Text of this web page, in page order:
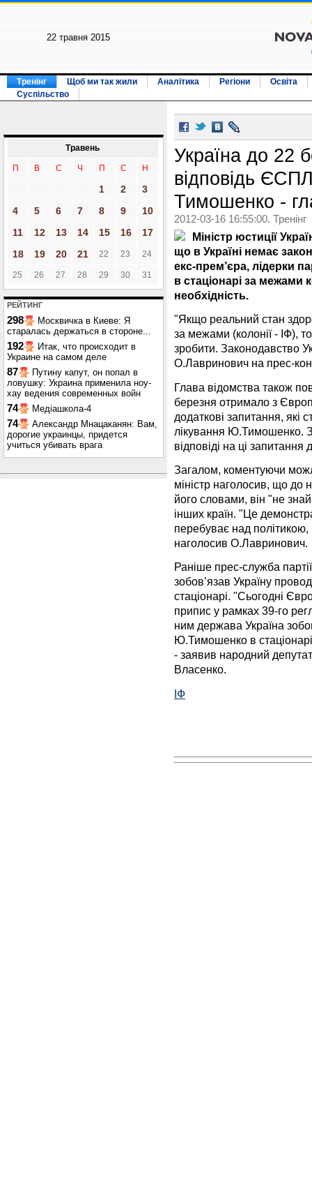
22 травня 2015
Тренінг Щоб ми так жили Аналітика Регіони
Освіта
Суспільство
Травень
П В С Ч П С Н
1 2
3
4
5 6 7 8 9
10
11
12 13 14 15 16
17
18
19 20 21 22 23 24
25 26 27 28 29 30 31
РЕЙТИНГ
298
Москвичка в Киеве: Я
старалась держаться в стороне...
192
Итак, что происходит в
Украине на самом деле
87
Путину капут, он попал в
ловушку: Украина применила ноу-
хау ведения современных войн
74 Медіашкола-4
74
Александр Мнацаканян: Вам,
дорогие украинцы, придется
учиться убивать врага
Україна до 22
відповідь
Тимошенко -
2012-03-16 16:55:00. Тренінг
Міністр юстиції
що в Україні немає
екс-прем’єра, лідерки
в стаціонарі за межами
необхідність.
"Якщо реальний стан
за межами (колонії - ІФ),
зробити. Законодавство
О.Лавринович на прес-
Глава відомства також
березня отримало з
додаткові запитання, які
лікування Ю.Тимошенко.
відповіді на ці
Загалом, коментуючи
міністр наголосив, що до
його словами, він "не
інших країн. "Це
перебуває над
наголосив О.Лавринович.
Раніше прес-служба
зобов’язав Україну
стаціонарі. "Сьогодні
припис у рамках 39-го
ним держава Україна
Ю.Тимошенко в
- заявив народний
Власенко.
ІФ